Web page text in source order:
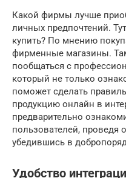
Какой фирмы лучше
личных предпочтений.
купить? По мнению
фирменные магазины.
пообщаться с
который не только
поможет сделать
продукцию онлайн в
предварительно
пользователей, проведя
убедившись в
Удобство